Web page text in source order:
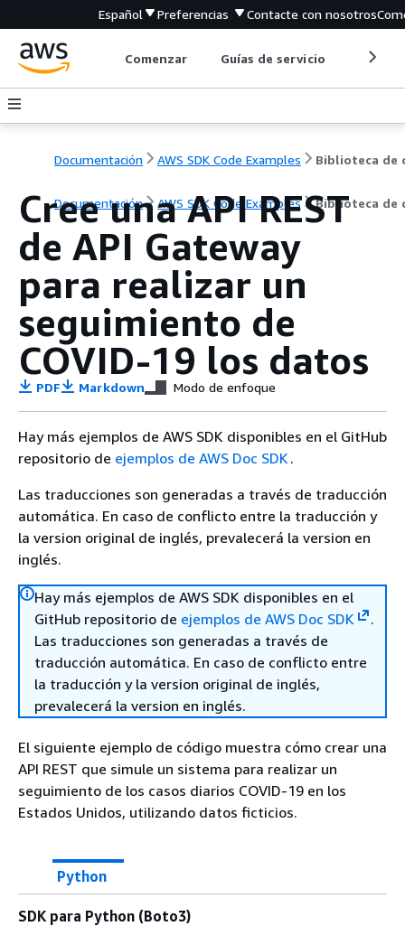
Español Preferencias Contacte con nosotros
Comenzar Guías de servicio
Documentación AWS SDK Code Examples
Documentación AWS SDK Code Examples Biblioteca de
Cree una API REST
de API Gateway
para realizar un
seguimiento de
COVID-19 los datos
PDF Markdown Modo de enfoque
Hay más ejemplos de AWS SDK disponibles en el GitHub
repositorio de ejemplos de AWS Doc SDK.
Las traducciones son generadas a través de traducción
automática. En caso de conflicto entre la traducción y
la version original de inglés, prevalecerá la version en
inglés.
Hay más ejemplos de AWS SDK disponibles en el
GitHub repositorio de ejemplos de AWS Doc SDK
.
Las traducciones son generadas a través de
traducción automática. En caso de conflicto entre
la traducción y la version original de inglés,
prevalecerá la version en inglés.
El siguiente ejemplo de código muestra cómo crear una
API REST que simule un sistema para realizar un
seguimiento de los casos diarios COVID-19 en los
Estados Unidos, utilizando datos ficticios.
Python
SDK para Python (Boto3)